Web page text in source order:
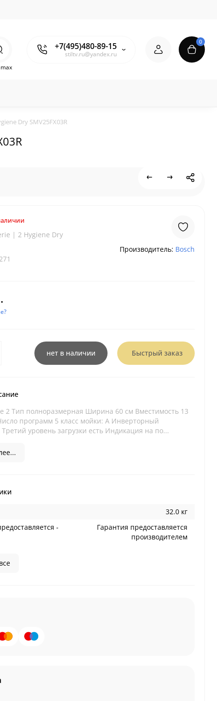
+7(495)480-89-15
stiltv.ru@yandex.ru
0
Dry SMV25FX03R
| 2 Hygiene Dry
Производитель: Bosch
нет в наличии Быстрый заказ
2 Тип полноразмерная Ширина 60 см Вместимость 13
программ 5 класс мойки: A Инверторный
Третий уровень загрузки есть Индикация на по...
32.0 кг
-
Гарантия предоставляется
производителем